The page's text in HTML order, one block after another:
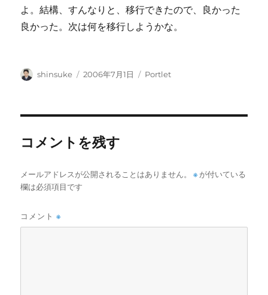
よ。結構、すんなりと、移行できたので、良かった
良かった。次は何を移行しようかな。
投
shinsuke
投
2006年7月1日
カ
Portlet
コメントを残す
メールアドレスが公開されることはありません。 ※が付いている
欄は必須項目です
コメント※